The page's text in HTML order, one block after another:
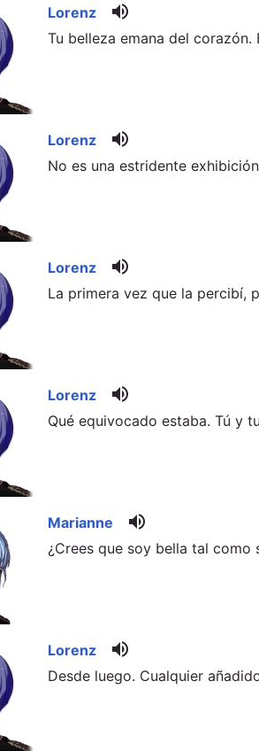
Lorenz volume_up
Tu belleza emana del
Lorenz volume_up
No es una estridente
Lorenz volume_up
La primera vez que la percibí,
Lorenz volume_up
Qué equivocado estaba. Tú y
Marianne volume_up
¿Crees que soy bella tal como
Lorenz volume_up
Desde luego. Cualquier